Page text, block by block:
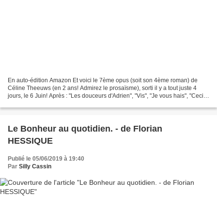
En auto-édition Amazon Et voici le 7ème opus (soit son 4ème roman) de
Céline Theeuws (en 2 ans! Admirez le prosaïsme), sorti il y a tout juste 4
jours, le 6 Juin! Après : "Les douceurs d'Adrien", "Vis", "Je vous hais", "Ceci
Le Bonheur au quotidien. - de Florian
HESSIQUE
Publié le 05/06/2019 à 19:40
Par Silly Cassin